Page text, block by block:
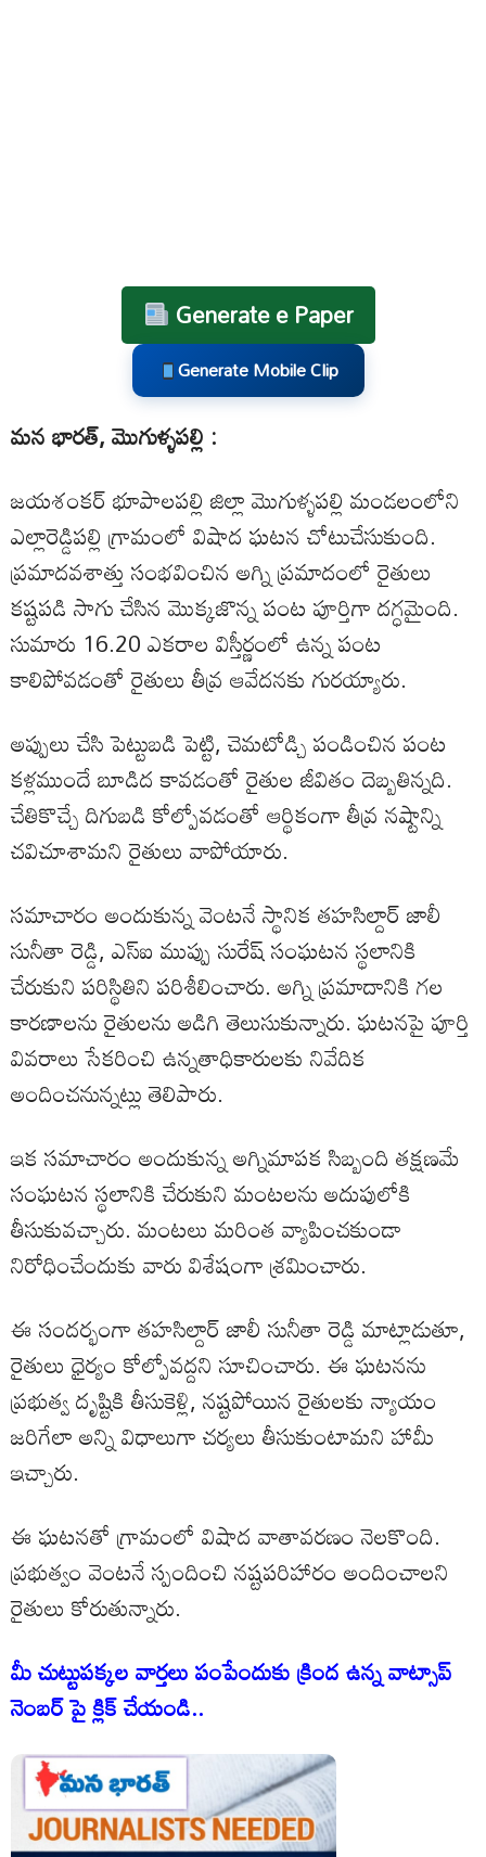
Generate e Paper
Generate Mobile Clip
మన భారత్, మొగుళ్ళపల్లి :
జయశంకర్ భూపాలపల్లి జిల్లా మొగుళ్ళపల్లి మండలంలోని
ఎల్లారెడ్డిపల్లి గ్రామంలో విషాద ఘటన చోటుచేసుకుంది.
ప్రమాదవశాత్తు సంభవించిన అగ్ని ప్రమాదంలో రైతులు
కష్టపడి సాగు చేసిన మొక్కజొన్న పంట పూర్తిగా దగ్ధమైంది.
సుమారు 16.20 ఎకరాల విస్తీర్ణంలో ఉన్న పంట
కాలిపోవడంతో రైతులు తీవ్ర ఆవేదనకు గురయ్యారు.
అప్పులు చేసి పెట్టుబడి పెట్టి, చెమటోడ్చి పండించిన పంట
కళ్లముందే బూడిద కావడంతో రైతుల జీవితం దెబ్బతిన్నది.
చేతికొచ్చే దిగుబడి కోల్పోవడంతో ఆర్థికంగా తీవ్ర నష్టాన్ని
చవిచూశామని రైతులు వాపోయారు.
సమాచారం అందుకున్న వెంటనే స్థానిక తహసిల్దార్ జాలీ
సునీతా రెడ్డి, ఎస్ఐ ముప్పు సురేష్ సంఘటన స్థలానికి
చేరుకుని పరిస్థితిని పరిశీలించారు. అగ్ని ప్రమాదానికి గల
కారణాలను రైతులను అడిగి తెలుసుకున్నారు. ఘటనపై పూర్తి
వివరాలు సేకరించి ఉన్నతాధికారులకు నివేదిక
అందించనున్నట్లు తెలిపారు.
ఇక సమాచారం అందుకున్న అగ్నిమాపక సిబ్బంది తక్షణమే
సంఘటన స్థలానికి చేరుకుని మంటలను అదుపులోకి
తీసుకువచ్చారు. మంటలు మరింత వ్యాపించకుండా
నిరోధించేందుకు వారు విశేషంగా శ్రమించారు.
ఈ సందర్భంగా తహసిల్దార్ జాలీ సునీతా రెడ్డి మాట్లాడుతూ,
రైతులు ధైర్యం కోల్పోవద్దని సూచించారు. ఈ ఘటనను
ప్రభుత్వ దృష్టికి తీసుకెళ్లి, నష్టపోయిన రైతులకు న్యాయం
జరిగేలా అన్ని విధాలుగా చర్యలు తీసుకుంటామని హామీ
ఇచ్చారు.
ఈ ఘటనతో గ్రామంలో విషాద వాతావరణం నెలకొంది.
ప్రభుత్వం వెంటనే స్పందించి నష్టపరిహారం అందించాలని
రైతులు కోరుతున్నారు.
మీ చుట్టుపక్కల వార్తలు పంపేందుకు క్రింద ఉన్న వాట్సాప్
నెంబర్ పై క్లిక్ చేయండి..